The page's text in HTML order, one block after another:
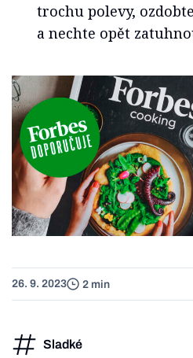
trochu polevy,
a nechte opět
26. 9. 2023 2 min
Sladké